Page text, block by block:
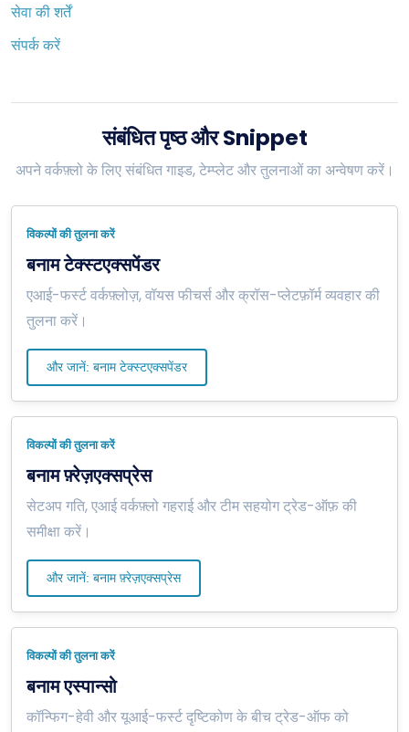
सेवा की शर्तें
संपर्क करें
संबंधित पृष्ठ और Snippet
अपने वर्कफ़्लो के लिए संबंधित गाइड, टेम्प्लेट और तुलनाओं का अन्वेषण करें।
विकल्पों की तुलना करें
बनाम टेक्स्टएक्सपेंडर
एआई-फर्स्ट वर्कफ़्लोज़, वॉयस फीचर्स और क्रॉस-प्लेटफ़ॉर्म व्यवहार की
तुलना करें।
और जानें: बनाम टेक्स्टएक्सपेंडर
विकल्पों की तुलना करें
बनाम फ़्रेज़एक्सप्रेस
सेटअप गति, एआई वर्कफ़्लो गहराई और टीम सहयोग ट्रेड-ऑफ़ की
समीक्षा करें।
और जानें: बनाम फ़्रेज़एक्सप्रेस
विकल्पों की तुलना करें
बनाम एस्पान्सो
कॉन्फिग-हेवी और यूआई-फर्स्ट दृष्टिकोण के बीच ट्रेड-ऑफ को